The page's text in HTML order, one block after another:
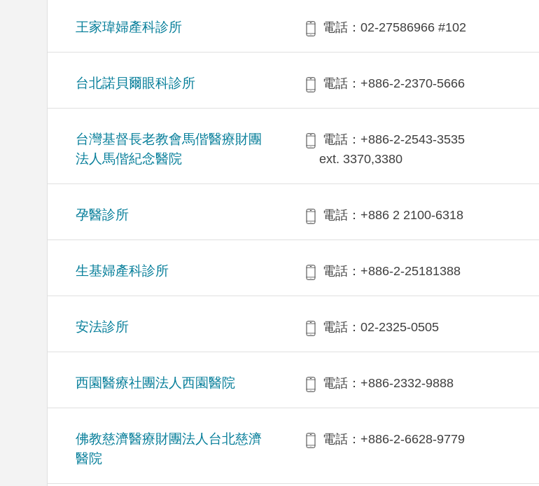
王家瑋婦產科診所 電話：02-27586966 #102
台北諾貝爾眼科診所 電話：+886-2-2370-5666
台灣基督長老教會馬偕醫療財團
法人馬偕紀念醫院
電話：+886-2-2543-3535
ext. 3370,3380
孕醫診所 電話：+886 2 2100-6318
生基婦產科診所 電話：+886-2-25181388
安法診所 電話：02-2325-0505
西園醫療社團法人西園醫院 電話：+886-2332-9888
佛教慈濟醫療財團法人台北慈濟
醫院
電話：+886-2-6628-9779